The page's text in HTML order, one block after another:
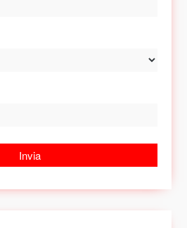
Invia